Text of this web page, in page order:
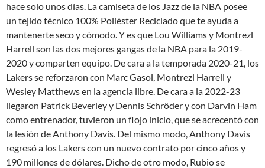
hace solo unos días. La camiseta de los Jazz de la NBA posee
un tejido técnico 100% Poliéster Reciclado que te ayuda a
mantenerte seco y cómodo. Y es que Lou Williams y Montrezl
Harrell son las dos mejores gangas de la NBA para la 2019-
2020 y comparten equipo. De cara a la temporada 2020-21, los
Lakers se reforzaron con Marc Gasol, Montrezl Harrell y
Wesley Matthews en la agencia libre. De cara a la 2022-23
llegaron Patrick Beverley y Dennis Schröder y con Darvin Ham
como entrenador, tuvieron un flojo inicio, que se acrecentó con
la lesión de Anthony Davis. Del mismo modo, Anthony Davis
regresó a los Lakers con un nuevo contrato por cinco años y
190 millones de dólares. Dicho de otro modo, Rubio se